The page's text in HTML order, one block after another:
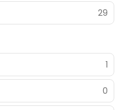
29
1
0